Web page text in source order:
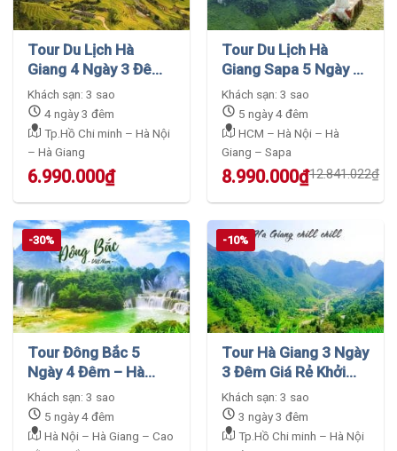
Tour Du Lịch Hà
Giang 4 Ngày 3 Đêm
– Khám Phá Vùng Tây
Bắc
Khách sạn: 3 sao
4 ngày 3 đêm
Tp.Hồ Chi minh – Hà Nội
– Hà Giang
6.990.000₫
Tour Du Lịch Hà
Giang Sapa 5 Ngày 4
Đêm – Giá Ưu Đãi
Khách sạn: 3 sao
5 ngày 4 đêm
HCM – Hà Nội – Hà
Giang – Sapa
12.841.022₫
Original
12.841.022₫.
8.990.000₫
Current
8.990.000₫.
-30%
Tour Đông Bắc 5
Ngày 4 Đêm – Hà
Giang Cao Bằng Bắc
Kạn
Khách sạn: 3 sao
5 ngày 4 đêm
Hà Nội – Hà Giang – Cao
-10%
Tour Hà Giang 3 Ngày
3 Đêm Giá Rẻ Khởi
Hành Từ Tphcm
Khách sạn: 3 sao
3 ngày 3 đêm
Tp.Hồ Chi minh – Hà Nội